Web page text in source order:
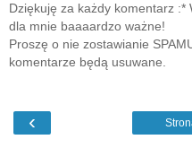
Dziękuję za każdy komentarz :*
dla mnie baaaardzo ważne!
Proszę o nie zostawianie
komentarze będą usuwane.
‹